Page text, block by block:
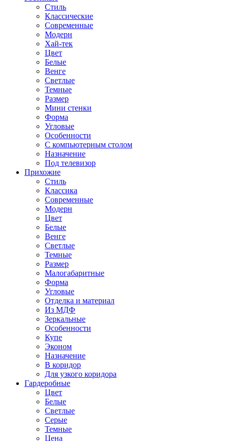
Стиль
Классические
Современные
Модерн
Хай-тек
Цвет
Белые
Венге
Светлые
Темные
Размер
Мини стенки
Форма
Угловые
Особенности
С компьютерным столом
Назначение
Под телевизор
Прихожие
Стиль
Классика
Современные
Модерн
Цвет
Белые
Венге
Светлые
Темные
Размер
Малогабаритные
Форма
Угловые
Отделка и материал
Из МДФ
Зеркальные
Особенности
Купе
Эконом
Назначение
В коридор
Для узкого коридора
Гардеробные
Цвет
Белые
Светлые
Серые
Темные
Цена